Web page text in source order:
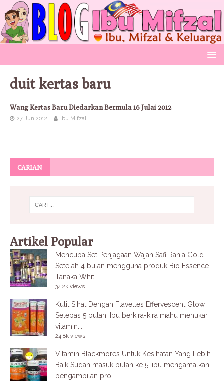
duit kertas baru
Wang Kertas Baru Diedarkan Bermula 16 Julai 2012
27 Jun 2012 Ibu Mifzal
CARIAN
Artikel Popular
Mencuba Set Penjagaan Wajah Safi Rania Gold
Setelah 4 bulan mengguna produk Bio Essence
Tanaka Whit...
34.2k views
Kulit Sihat Dengan Flavettes Effervescent Glow
Selepas 5 bulan, Ibu berkira-kira mahu menukar
vitamin...
24.8k views
Vitamin Blackmores Untuk Kesihatan Yang Lebih
Baik Sudah masuk bulan ke 5, ibu mengamalkan
pengambilan pro...